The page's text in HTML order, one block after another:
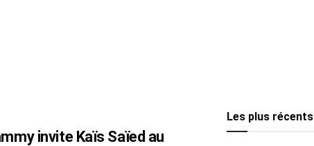
invite Kaïs Saïed au
Les plus récents